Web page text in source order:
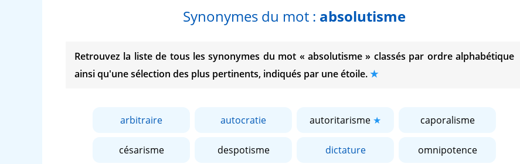
Synonymes du mot : absolutisme
Retrouvez la liste de tous les synonymes du mot « absolutisme » classés par ordre alphabétique
ainsi qu'une sélection des plus pertinents, indiqués par une étoile.
arbitraire autocratie autoritarisme caporalisme
césarisme despotisme dictature omnipotence